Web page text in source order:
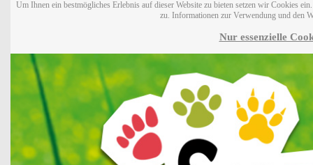
Um Ihnen ein bestmögliches Erlebnis auf dieser Website zu bieten setzen wir Cookies
zu. Informationen zur Verwendung und den
Nur essenzielle